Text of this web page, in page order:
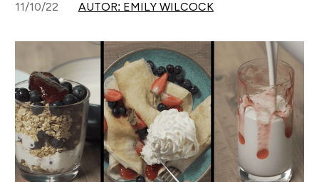
11/10/22 AUTOR: EMILY WILCOCK